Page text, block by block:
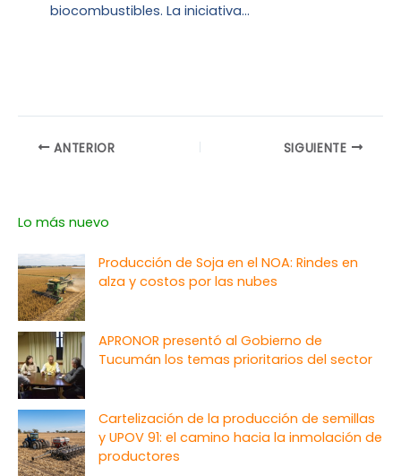
biocombustibles. La iniciativa…
ANTERIOR SIGUIENTE
Lo más nuevo
Producción de Soja en el NOA: Rindes en
alza y costos por las nubes
APRONOR presentó al Gobierno de
Tucumán los temas prioritarios del sector
Cartelización de la producción de semillas
y UPOV 91: el camino hacia la inmolación de
productores